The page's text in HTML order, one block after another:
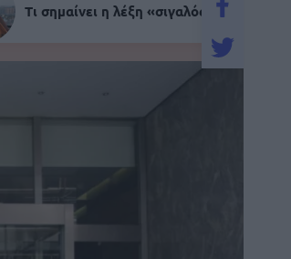
Τι σημαίνει η λέξη «σιγαλός»